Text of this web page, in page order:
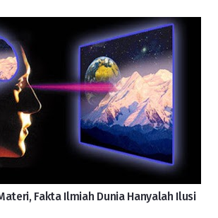
Fakta Ilmiah Dunia Hanyalah Ilusi